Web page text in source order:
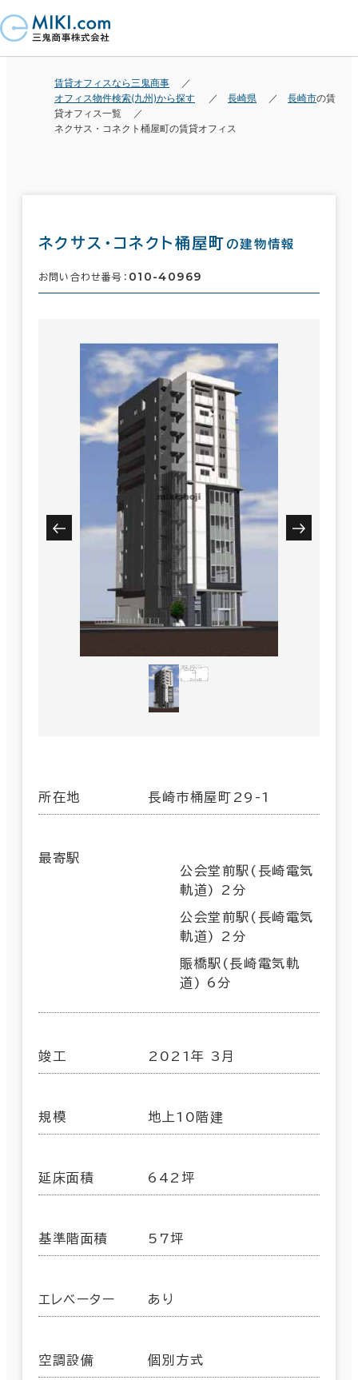
賃貸オフィスなら三鬼商事
オフィス物件検索(九州)から探す
長崎県 長崎市の賃
貸オフィス一覧
ネクサス・コネクト桶屋町の賃貸オフィス
ネクサス・コネクト桶屋町 の建物情報
お問い合わせ番号： 010-40969
所在地 長崎市桶屋町29-1
最寄駅
公会堂前駅(長崎電気
軌道) 2分
公会堂前駅(長崎電気
軌道) 2分
賑橋駅(長崎電気軌
道) 6分
竣工 2021年 3月
規模 地上10階建
延床面積 642坪
基準階面積 57坪
エレベーター あり
空調設備 個別方式